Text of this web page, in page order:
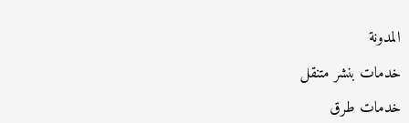
:المدونة
خدمات بنشر متنقل
خدمات طرق